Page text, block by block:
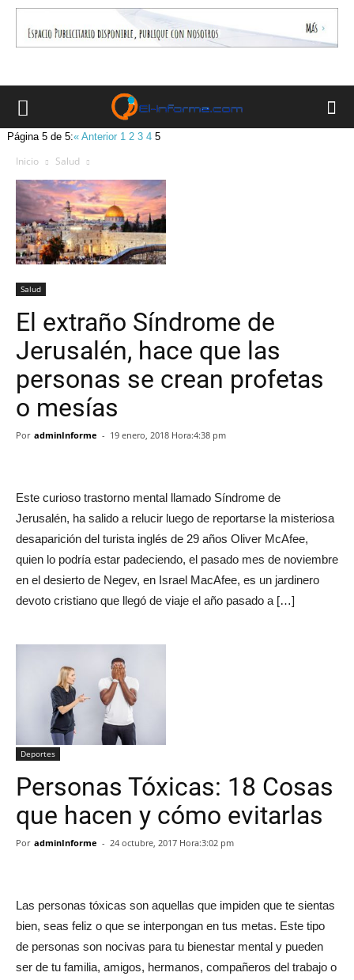
Página 5 de 5:« Anterior 1 2 3 4 5
Inicio Salud
Salud
El extraño Síndrome de
Jerusalén, hace que las
personas se crean profetas
o mesías
Por adminInforme - 19 enero, 2018 Hora:4:38 pm
Este curioso trastorno mental llamado Síndrome de
Jerusalén, ha salido a relucir luego de reportarse la misteriosa
desaparición del turista inglés de 29 años Oliver McAfee,
quien lo podría estar padeciendo, el pasado mes de noviembre
en el desierto de Negev, en Israel MacAfee, es un jardinero
devoto cristiano que llegó de viaje el año pasado a […]
Deportes
Personas Tóxicas: 18 Cosas
que hacen y cómo evitarlas
Por adminInforme - 24 octubre, 2017 Hora:3:02 pm
Las personas tóxicas son aquellas que impiden que te sientas
bien, seas feliz o que se interpongan en tus metas. Este tipo
de personas son nocivas para tu bienestar mental y pueden
ser de tu familia, amigos, hermanos, compañeros del trabajo o